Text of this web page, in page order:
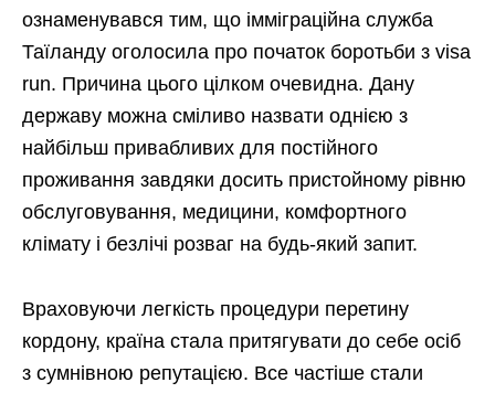
ознаменувався тим, що імміграційна служба
Таїланду оголосила про початок боротьби з visa
run. Причина цього цілком очевидна. Дану
державу можна сміливо назвати однією з
найбільш привабливих для постійного
проживання завдяки досить пристойному рівню
обслуговування, медицини, комфортного
клімату і безлічі розваг на будь-який запит.
Враховуючи легкість процедури перетину
кордону, країна стала притягувати до себе осіб
з сумнівною репутацією. Все частіше стали